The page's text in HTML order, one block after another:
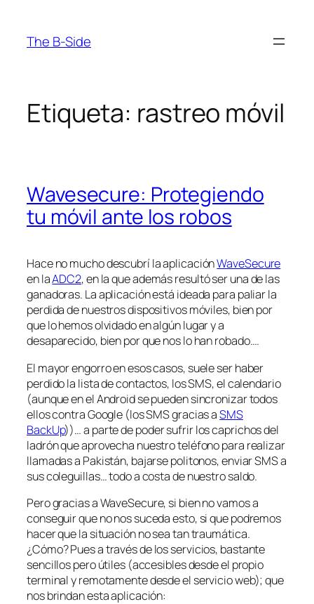
contenido
The B-Side
Etiqueta: rastreo móvil
Wavesecure: Protegiendo
tu móvil ante los robos
Hace no mucho descubrí la aplicaciónWaveSecure
en laADC2, en la que además resultó ser una de las
ganadoras. La aplicación está ideada para paliar la
perdida de nuestros dispositivos móviles, bien por
que lo hemos olvidado en algún lugar y a
desaparecido, bien por que nos lo han robado….
El mayor engorro en esos casos, suele ser haber
perdido la lista de contactos, los SMS, el calendario
(aunque en el Android se pueden sincronizar todos
ellos contra Google (los SMS gracias aSMS
BackUp))… a parte de poder sufrir los caprichos del
ladrón que aprovecha nuestro teléfono para realizar
llamadas a Pakistán, bajarse politonos, enviar SMS a
sus coleguillas… todo a costa de nuestro saldo.
Pero gracias a WaveSecure, si bien no vamos a
conseguir que no nos suceda esto, si que podremos
hacer que la situación no sea tan traumática.
¿Cómo? Pues a través de los servicios, bastante
sencillos pero útiles (accesibles desde el propio
terminal y remotamente desde el servicio web); que
nos brindan esta aplicación: